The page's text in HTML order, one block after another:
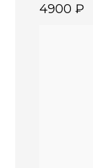
4900₽